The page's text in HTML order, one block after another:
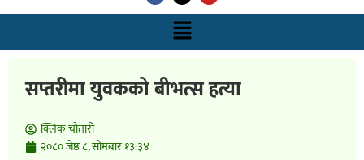
सप्तरीमा युवकको बीभत्स हत्या
क्लिक चाैतारी
२०८० जेष्ठ ८, सोमबार १३:३४